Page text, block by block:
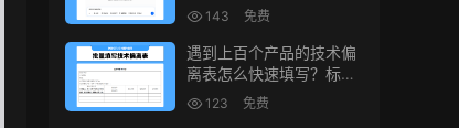
143 免费
遇到上百个产品的技术偏
离表怎么快速填写？标书
制作技巧！
123 免费